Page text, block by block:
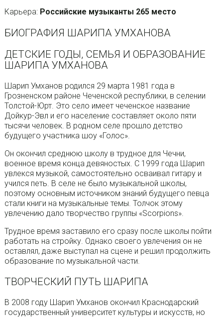
Карьера: Российские музыканты 265 место
БИОГРАФИЯ ШАРИПА УМХАНОВА
ДЕТСКИЕ ГОДЫ, СЕМЬЯ И ОБРАЗОВАНИЕ
ШАРИПА УМХАНОВА
Шарип Умханов родился 29 марта 1981 года в
Грозненском районе Чеченской республики, в селении
Толстой-Юрт. Это село имеет чеченское название
Дойкур-Эвл и его население составляет около пяти
тысячи человек. В родном селе прошло детство
будущего участника шоу «Голос».
Он окончил среднюю школу в трудное для Чечни,
военное время конца девяностых. С 1999 года Шарип
увлекся музыкой, самостоятельно осваивал гитару и
учился петь. В селе не было музыкальной школы,
поэтому основным источником знаний будущего певца
стали книги на музыкальные темы. Толчок этому
увлечению дало творчество группы «Scorpions».
Трудное время заставило его сразу после школы пойти
работать на стройку. Однако своего увлечения он не
оставлял, даже выступал на сцене и решил продолжить
образование по музыкальной части.
ТВОРЧЕСКИЙ ПУТЬ ШАРИПА
В 2008 году Шарип Умханов окончил Краснодарский
государственный университет культуры и искусств, но